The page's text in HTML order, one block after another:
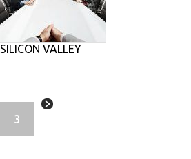
SILICON VALLEY
3